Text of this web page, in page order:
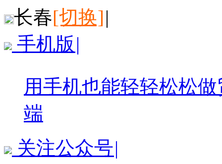
长春[切换]|
手机版 |
用手机也能轻轻松松
端
关注公众号|